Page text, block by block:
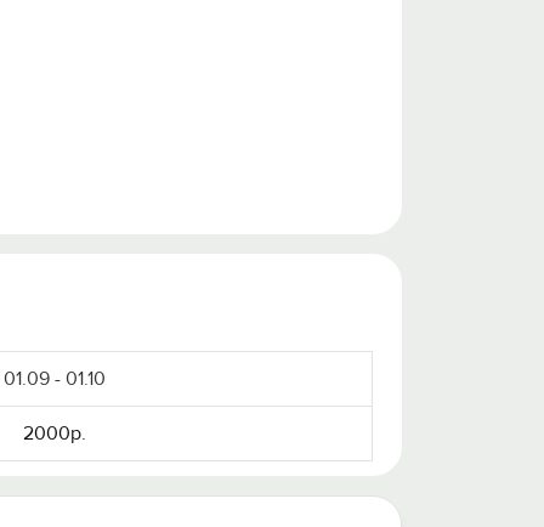
01.09 - 01.10
2000р.